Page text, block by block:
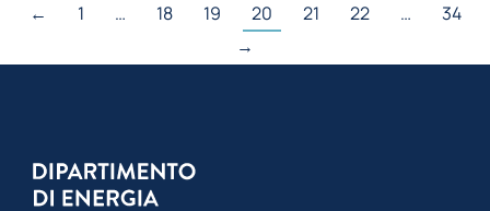
← 1 … 18 19 20 21 22 …
34
→